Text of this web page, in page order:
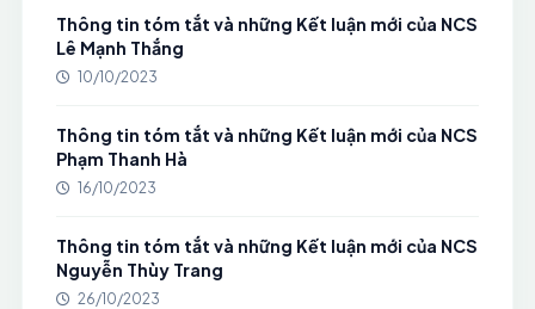
Thông tin tóm tắt và những Kết luận mới của NCS
Lê Mạnh Thắng
10/10/2023
Thông tin tóm tắt và những Kết luận mới của NCS
Phạm Thanh Hà
16/10/2023
Thông tin tóm tắt và những Kết luận mới của NCS
Nguyễn Thùy Trang
26/10/2023